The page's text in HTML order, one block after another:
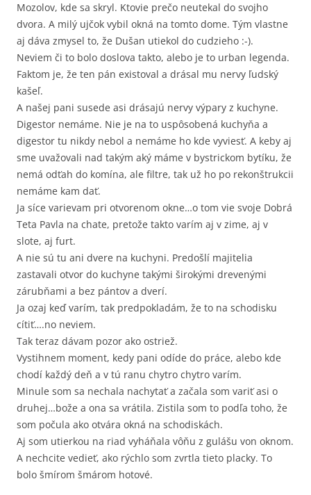
Mozolov, kde sa skryl. Ktovie prečo neutekal do svojho
dvora. A milý ujčok vybil okná na tomto dome. Tým vlastne
aj dáva zmysel to, že Dušan utiekol do cudzieho :-).
Neviem či to bolo doslova takto, alebo je to urban legenda.
Faktom je, že ten pán existoval a drásal mu nervy ľudský
kašeľ.
A našej pani susede asi drásajú nervy výpary z kuchyne.
Digestor nemáme. Nie je na to uspôsobená kuchyňa a
digestor tu nikdy nebol a nemáme ho kde vyviesť. A keby aj
sme uvažovali nad takým aký máme v bystrickom bytíku, že
nemá odťah do komína, ale filtre, tak už ho po rekonštrukcii
nemáme kam dať.
Ja síce varievam pri otvorenom okne…o tom vie svoje Dobrá
Teta Pavla na chate, pretože takto varím aj v zime, aj v
slote, aj furt.
A nie sú tu ani dvere na kuchyni. Predošlí majitelia
zastavali otvor do kuchyne takými širokými drevenými
zárubňami a bez pántov a dverí.
Ja ozaj keď varím, tak predpokladám, že to na schodisku
cítiť….no neviem.
Tak teraz dávam pozor ako ostriež.
Vystihnem moment, kedy pani odíde do práce, alebo kde
chodí každý deň a v tú ranu chytro chytro varím.
Minule som sa nechala nachytať a začala som variť asi o
druhej…bože a ona sa vrátila. Zistila som to podľa toho, že
som počula ako otvára okná na schodiskách.
Aj som utierkou na riad vyháňala vôňu z gulášu von oknom.
A nechcite vedieť, ako rýchlo som zvrtla tieto placky. To
bolo šmírom šmárom hotové.